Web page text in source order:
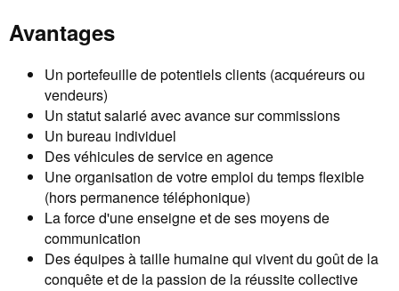
Avantages
Un portefeuille de potentiels clients (acquéreurs ou
vendeurs)
Un statut salarié avec avance sur commissions
Un bureau individuel
Des véhicules de service en agence
Une organisation de votre emploi du temps flexible
(hors permanence téléphonique)
La force d'une enseigne et de ses moyens de
communication
Des équipes à taille humaine qui vivent du goût de la
conquête et de la passion de la réussite collective